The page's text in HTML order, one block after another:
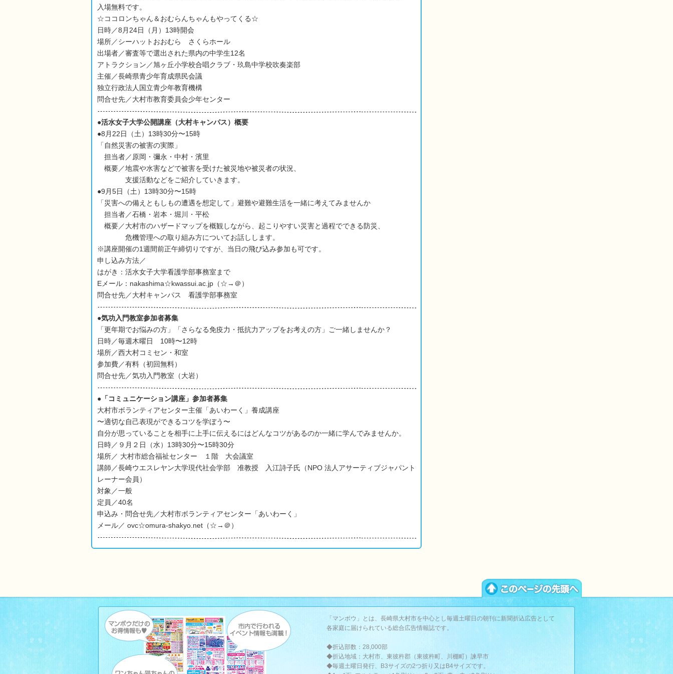
入場無料です。
☆ココロンちゃん＆おむらんちゃんもやってくる☆
日時／8月24日（月）13時開会
場所／シーハットおおむら さくらホール
出場者／審査等で選出された県内の中学生12名
アトラクション／旭ヶ丘小学校合唱クラブ・玖島中学校吹奏楽部
主催／長崎県青少年育成県民会議
独立行政法人国立青少年教育機構
問合せ先／大村市教育委員会少年センター
●活水女子大学公開講座（大村キャンパス）概要
●8月22日（土）13時30分〜15時
「自然災害の被害の実際」
担当者／原岡・彌永・中村・濱里
概要／地震や水害などで被害を受けた被災地や被災者の状況、
支援活動などをご紹介していきます。
●9月5日（土）13時30分〜15時
「災害への備えともしもの遭遇を想定して」避難や避難生活を一緒に考えてみませんか
担当者／石橋・岩本・堀川・平松
概要／大村市のハザードマップを概観しながら、起こりやすい災害と過程でできる防災、
危機管理への取り組み方についてお話しします。
※講座開催の1週間前正午締切りですが、当日の飛び込み参加も可です。
申し込み方法／
はがき：活水女子大学看護学部事務室まで
Eメール：nakashima☆kwassui.ac.jp（☆→＠）
問合せ先／大村キャンパス 看護学部事務室
●気功入門教室参加者募集
「更年期でお悩みの方」「さらなる免疫力・抵抗力アップをお考えの方」ご一緒しませんか？
日時／毎週木曜日 10時〜12時
場所／西大村コミセン・和室
参加費／有料（初回無料）
問合せ先／気功入門教室（大岩）
●「コミュニケーション講座」参加者募集
大村市ボランティアセンター主催「あいわーく」養成講座
〜適切な自己表現ができるコツを学ぼう〜
自分が思っていることを相手に上手に伝えるにはどんなコツがあるのか一緒に学んでみませんか。
日時／９月２日（水）13時30分〜15時30分
場所／ 大村市総合福祉センター １階 大会議室
講師／長崎ウエスレヤン大学現代社会学部 准教授 入江詩子氏（NPO 法人アサーティブジャパント
レーナー会員）
対象／一般
定員／40名
申込み・問合せ先／大村市ボランティアセンター「あいわーく」
メール／ ovc☆omura-shakyo.net（☆→＠）
「マンボウ」とは、長崎県大村市を中心とし毎週土曜日の朝刊に新聞折込広告として
各家庭に届けられている総合広告情報誌です。
◆折込部数：28,000部
◆折込地域：大村市、東彼杵郡（東彼杵町、川棚町）諫早市
◆毎週土曜日発行、B3サイズの2つ折り又はB4サイズです。